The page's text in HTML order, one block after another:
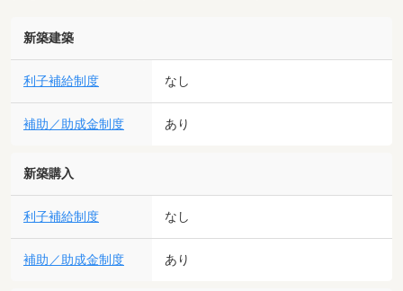
新築建築
利子補給制度 なし
補助／助成金制度 あり
新築購入
利子補給制度 なし
補助／助成金制度 あり